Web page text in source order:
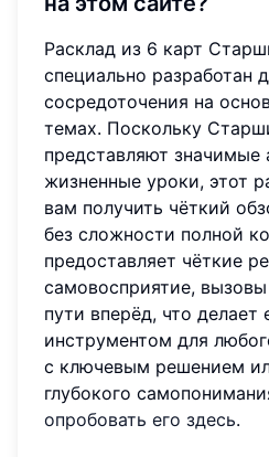
Расклад из 6 карт
специально разработан
сосредоточения на
темах. Поскольку
представляют значимые
жизненные уроки, этот
вам получить чёткий
без сложности полной
предоставляет чёткие
самовосприятие,
пути вперёд, что делает
инструментом для
с ключевым решением
глубокого
опробовать его здесь.